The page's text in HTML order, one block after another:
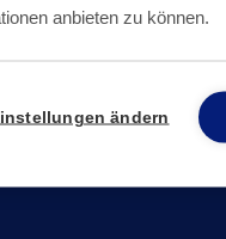
anbieten zu können.
ändern